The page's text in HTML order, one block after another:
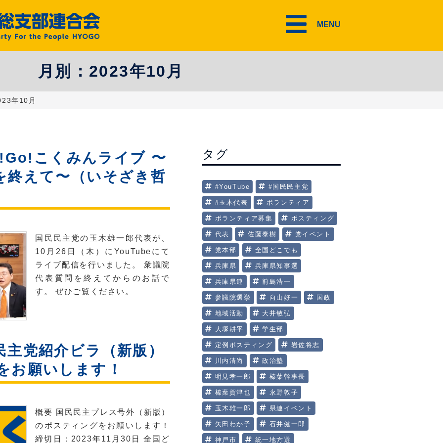
MENU
月別： 2023年10月
年10月
こくみんライブ 〜
終えて〜（いそざき哲
国民民主党の玉木雄一郎代表が、
10月26日（木）にYouTubeにて
ライブ配信を行いました。 衆議院
代表質問を終えてからのお話で
す。 ぜひご覧ください。
党紹介ビラ（新版）
お願いします！
概要 国民民主プレス号外（新版）
のポスティングをお願いします！
締切日：2023年11月30日 全国ど
タグ
#YouTube #国民民主党
#玉木代表 ボランティア
ボランティア募集 ポスティング
代表 佐藤泰樹 党イベント
党本部 全国どこでも
兵庫県 兵庫県知事選
兵庫県連 前島浩一
参議院選挙 向山好一 国政
地域活動 大井敏弘
大塚耕平 学生部
定例ポスティング 岩佐将志
川内清尚 政治塾
明見孝一郎 榛葉幹事長
榛葉賀津也 永野敦子
玉木雄一郎 県連イベント
矢田わか子 石井健一郎
神戸市 統一地方選